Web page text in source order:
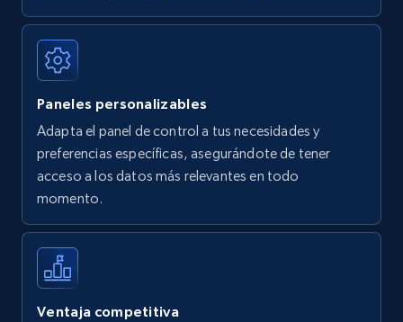
URL, Product name, Product rating, Product
Author name, Asin, and more.
7.4K+ 870+
Walmart - products
Specifications, Image urls, Top reviews, and
more.
5.6K+ 875+
Paneles personalizables
Adapta el panel de control a tus necesidades y
preferencias específicas, asegurándote de tener
acceso a los datos más relevantes en todo
momento.
Ventaja competitiva